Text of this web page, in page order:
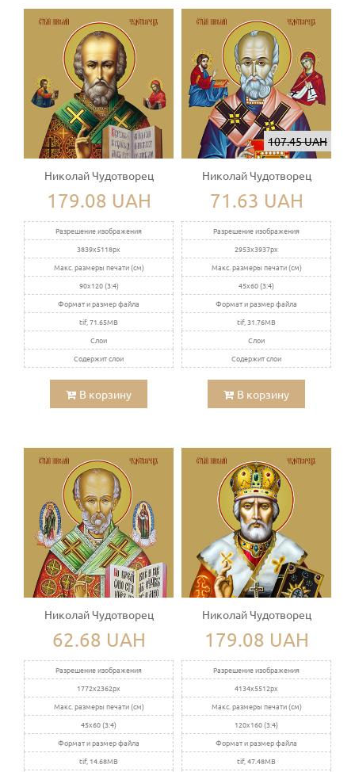
Николай Чудотворец
179.08 UAH
Разрешение изображения
3839x5118px
Макс. размеры печати (см)
90x120 (3:4)
Формат и размер файла
tif, 71.65MB
Слои
Содержит слои
В корзину
107.45 UAH
Николай Чудотворец
71.63 UAH
Разрешение изображения
2953x3937px
Макс. размеры печати (см)
45x60 (3:4)
Формат и размер файла
tif, 31.76MB
Слои
Содержит слои
В корзину
Николай Чудотворец
62.68 UAH
Разрешение изображения
1772x2362px
Макс. размеры печати (см)
45x60 (3:4)
Формат и размер файла
tif, 14.68MB
Николай Чудотворец
179.08 UAH
Разрешение изображения
4134x5512px
Макс. размеры печати (см)
120x160 (3:4)
Формат и размер файла
tif, 47.48MB